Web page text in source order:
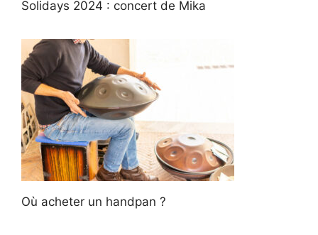
Solidays 2024 : concert de Mika
Où acheter un handpan ?